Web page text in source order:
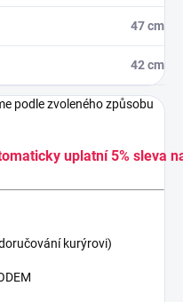
47 cm
42 cm
podle zvoleného způsobu
uplatní 5% sleva
kurýrovi)